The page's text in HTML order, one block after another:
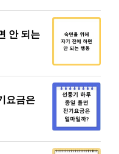
안 되는
요금은